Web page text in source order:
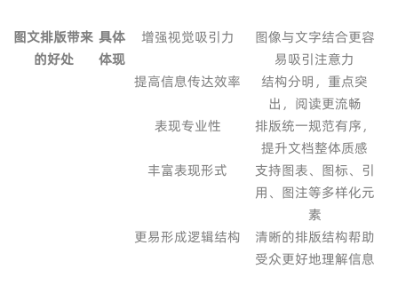
图文排版带来
的好处
具体
体现
增强视觉吸引力
图像与文字结合更容
易吸引注意力
提高信息传达效率
结构分明，重点突
出，阅读更流畅
表现专业性
排版统一规范有序，
提升文档整体质感
丰富表现形式
支持图表、图标、引
用、图注等多样化元
素
更易形成逻辑结构
清晰的排版结构帮助
受众更好地理解信息